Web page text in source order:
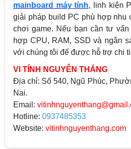
mainboard máy tính, linh kiện
giải pháp build PC phù hợp nhu
chơi game. Nếu bạn cần tư vấn
hợp CPU, RAM, SSD và ngân
với chúng tôi để được hỗ trợ chi
VI TÍNH NGUYỄN THẮNG
Địa chỉ: Số 540, Ngũ Phúc,
Nai.
Email:
Hotline: 0937485353
Website: vitinhnguyenthang.com